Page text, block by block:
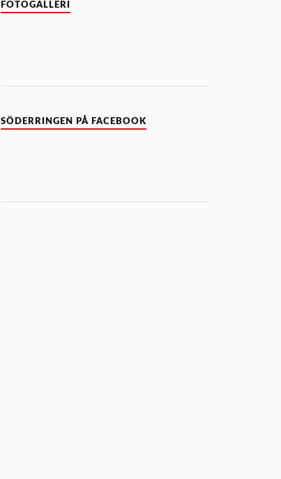
FOTOGALLERI
SÖDERRINGEN PÅ FACEBOOK